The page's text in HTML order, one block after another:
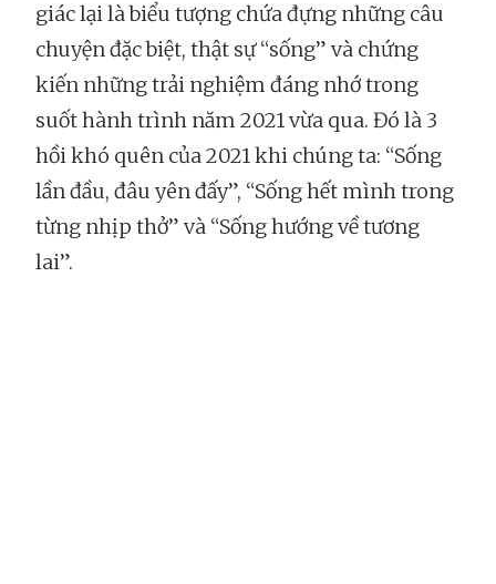
giác lại là biểu tượng chứa đựng những câu
chuyện đặc biệt, thật sự “sống” và chứng
kiến những trải nghiệm đáng nhớ trong
suốt hành trình năm 2021 vừa qua. Đó là 3
hồi khó quên của 2021 khi chúng ta: “Sống
lần đầu, đâu yên đấy”, “Sống hết mình trong
từng nhịp thở” và “Sống hướng về tương
lai”.